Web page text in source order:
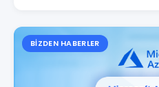
BIZDEN HABERLER